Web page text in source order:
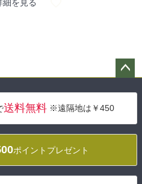
細を見る
へ
送料無料 ※遠隔地は￥450
ポイントプレゼント